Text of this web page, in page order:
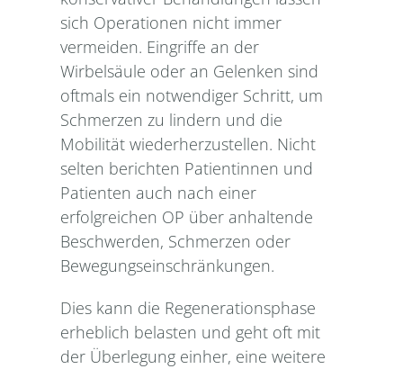
sich Operationen nicht immer
vermeiden. Eingriffe an der
Wirbelsäule oder an Gelenken sind
oftmals ein notwendiger Schritt, um
Schmerzen zu lindern und die
Mobilität wiederherzustellen. Nicht
selten berichten Patientinnen und
Patienten auch nach einer
erfolgreichen OP über anhaltende
Beschwerden, Schmerzen oder
Bewegungseinschränkungen.
Dies kann die Regenerationsphase
erheblich belasten und geht oft mit
der Überlegung einher, eine weitere